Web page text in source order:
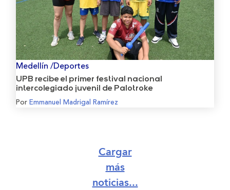
Medellín /Deportes
UPB recibe el primer festival nacional
intercolegiado juvenil de Palotroke
PorEmmanuel Madrigal Ramírez
Cargar
más
noticias...